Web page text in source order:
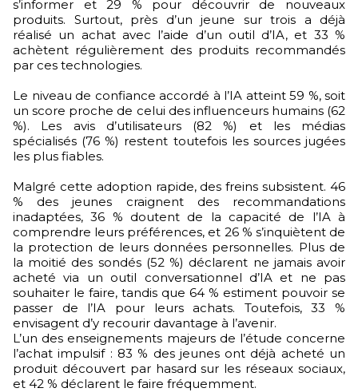
s’informer et 29 % pour découvrir de nouveaux
produits. Surtout, près d’un jeune sur trois a déjà
réalisé un achat avec l’aide d’un outil d’IA, et 33 %
achètent régulièrement des produits recommandés
par ces technologies.
Le niveau de confiance accordé à l’IA atteint 59 %, soit
un score proche de celui des influenceurs humains (62
%). Les avis d’utilisateurs (82 %) et les médias
spécialisés (76 %) restent toutefois les sources jugées
les plus fiables.
Malgré cette adoption rapide, des freins subsistent. 46
% des jeunes craignent des recommandations
inadaptées, 36 % doutent de la capacité de l’IA à
comprendre leurs préférences, et 26 % s’inquiètent de
la protection de leurs données personnelles. Plus de
la moitié des sondés (52 %) déclarent ne jamais avoir
acheté via un outil conversationnel d’IA et ne pas
souhaiter le faire, tandis que 64 % estiment pouvoir se
passer de l’IA pour leurs achats. Toutefois, 33 %
envisagent d’y recourir davantage à l’avenir.
L’un des enseignements majeurs de l’étude concerne
l’achat impulsif : 83 % des jeunes ont déjà acheté un
produit découvert par hasard sur les réseaux sociaux,
et 42 % déclarent le faire fréquemment.